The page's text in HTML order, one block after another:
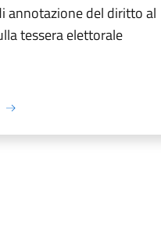
annotazione del diritto al
tessera elettorale